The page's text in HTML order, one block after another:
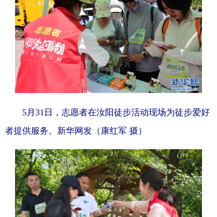
地方频道
北京 天津 河北
山西 辽宁 吉林
安徽 福建 江西
山东 河南
湖南 广东 广西
海南 重庆 四川
贵州 云南 西藏
5月31日，志愿者在汝阳徒步活动现场为徒步爱好
者提供服务。新华网发（康红军 摄）